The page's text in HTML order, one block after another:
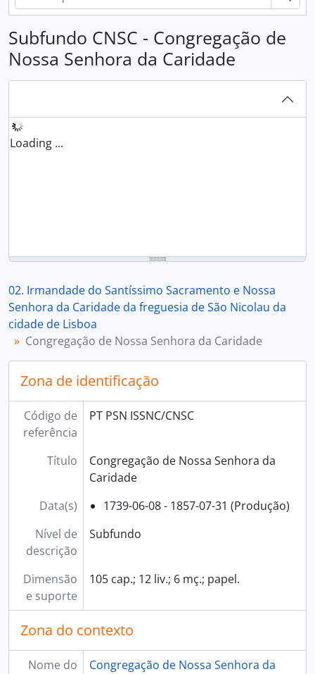
Subfundo CNSC - Congregação de
Nossa Senhora da Caridade
Loading ...
02. Irmandade do Santíssimo Sacramento e Nossa
Senhora da Caridade da freguesia de São Nicolau da
cidade de Lisboa
Congregação de Nossa Senhora da Caridade
Zona de identificação
Código de
referência
PT PSN ISSNC/CNSC
Título
Congregação de Nossa Senhora da
Caridade
Data(s)
1739-06-08 - 1857-07-31 (Produção)
Nível de
descrição
Subfundo
Dimensão
e suporte
105 cap.; 12 liv.; 6 mç.; papel.
Zona do contexto
Nome do
Congregação de Nossa Senhora da